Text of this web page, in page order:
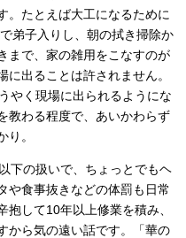
。たとえば大工になるために
弟子入りし、朝の拭き掃除か
まで、家の雑用をこなすのが
出ることは許されません。
やく現場に出られるようにな
教わる程度で、あいかわらず
。
下の扱いで、ちょっとでもヘ
や食事抜きなどの体罰も日常
して10年以上修業を積み、
から気の遠い話です。「華の